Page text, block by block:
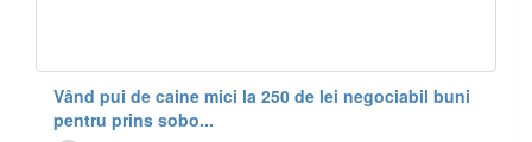
Vând pui de caine mici la 250 de lei negociabil buni
pentru prins sobo...